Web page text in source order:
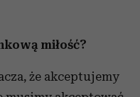
miłość?
że akceptujemy